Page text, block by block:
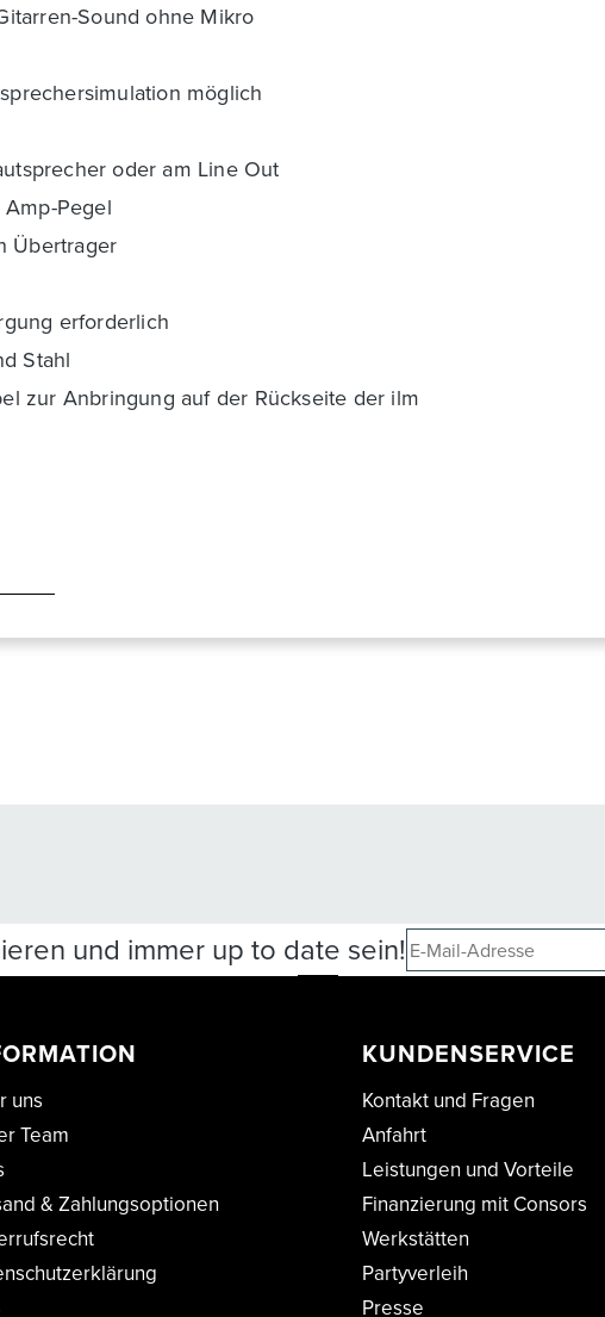
Sound ohne Mikro
möglich
oder am Line Out
Pegel
Übertrager
erforderlich
Stahl
zur Anbringung auf der Rückseite der ilm
und immer up to date sein!
uns
Team
& Zahlungsoptionen
KUNDENSERVICE
Kontakt und Fragen
Anfahrt
Leistungen und Vorteile
Finanzierung mit Consors
Werkstätten
Partyverleih
Presse